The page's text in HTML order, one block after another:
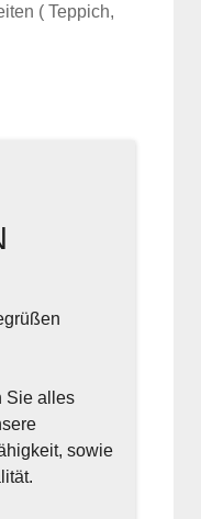
( Teppich,
Sie alles
sowie